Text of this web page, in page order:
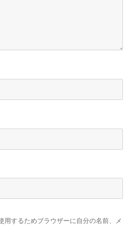
用するためブラウザーに自分の名前、メ